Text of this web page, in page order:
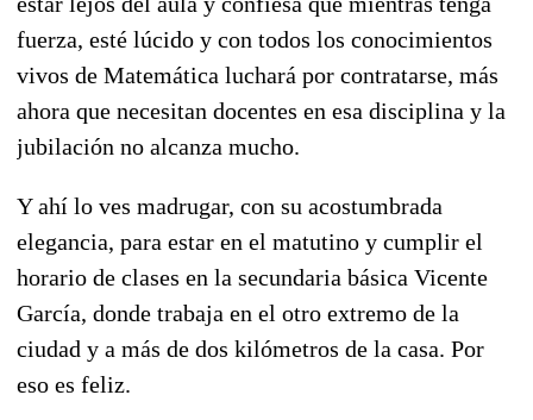
fuerza, esté lúcido y con todos los conocimientos
vivos de Matemática luchará por contratarse, más
ahora que necesitan docentes en esa disciplina y la
jubilación no alcanza mucho.
Y ahí lo ves madrugar, con su acostumbrada
elegancia, para estar en el matutino y cumplir el
horario de clases en la secundaria básica Vicente
García, donde trabaja en el otro extremo de la
ciudad y a más de dos kilómetros de la casa. Por
eso es feliz.